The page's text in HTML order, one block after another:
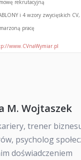
rekrutacyjną
i 4 wzory zwycięskich CV,
pracę
www.CVnaWymiar.pl
M. Wojtaszek
trener
psycholog
doświadczeniem